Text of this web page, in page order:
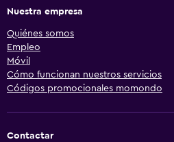
Nuestra empresa
Quiénes somos
Empleo
Móvil
Cómo funcionan nuestros servicios
Códigos promocionales momondo
Contactar